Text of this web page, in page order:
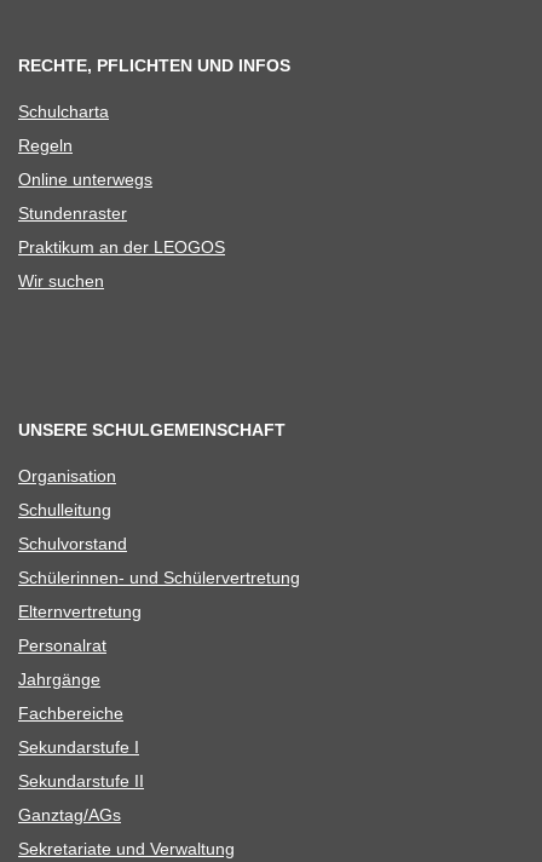
RECHTE, PFLICHTEN UND INFOS
Schul­charta
Regeln
Online unter­wegs
Stun­den­ras­ter
Prak­ti­kum an der LEOGOS
Wir suchen
UNSERE SCHULGEMEINSCHAFT
Orga­ni­sa­tion
Schul­lei­tung
Schul­vor­stand
Schü­le­rin­nen- und Schülervertretung
Eltern­ver­tre­tung
Per­so­nal­rat
Jahr­gänge
Fach­be­rei­che
Sekun­dar­stufe I
Sekun­dar­stufe II
Ganztag/​​AGs
Sekre­ta­riate und Verwaltung